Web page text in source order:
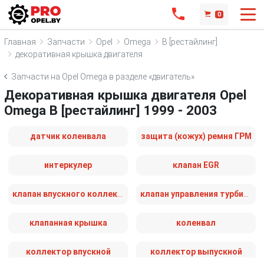
0
Главная Запчасти Opel Omega
B [рестайлинг]
декоративная крышка двигателя
Запчасти на Opel Omega в разделе «двигатель»
Декоративная крышка двигателя Opel
Omega B [рестайлинг] 1999 - 2003
датчик коленвала защита (кожух) ремня ГРМ
интеркулер клапан EGR
клапанная крышка коленвал
коллектор впускной коллектор выпускной